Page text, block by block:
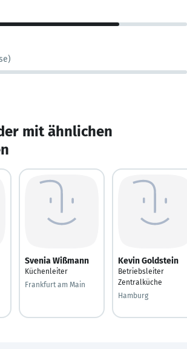
mit ähnlichen
Svenia Wißmann
Küchenleiter
Frankfurt am Main
Kevin Goldstein
Betriebsleiter
Zentralküche
Hamburg